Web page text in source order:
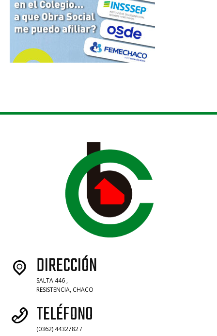
DIRECCIÓN
SALTA 446 ,
RESISTENCIA, CHACO
TELÉFONO
(0362) 4432782 /